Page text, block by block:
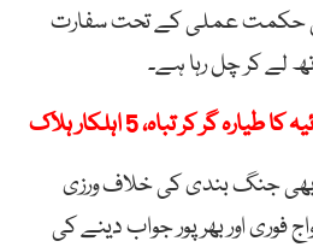
حکمت عملی کے تحت سفارت
لے کر چل رہا ہے۔
گر کر تباہ، 5 اہلکار ہلاک
بھی جنگ بندی کی خلاف ورزی
فوری اور بھرپور جواب دینے کی